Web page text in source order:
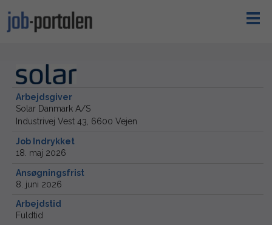
Arbejdsgiver
Solar Danmark A/S
Industrivej Vest 43, 6600 Vejen
Job Indrykket
18. maj 2026
Ansøgningsfrist
8. juni 2026
Arbejdstid
Fuldtid